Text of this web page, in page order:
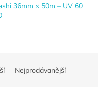
36mm × 50m – UV 60
Nejprodávanější